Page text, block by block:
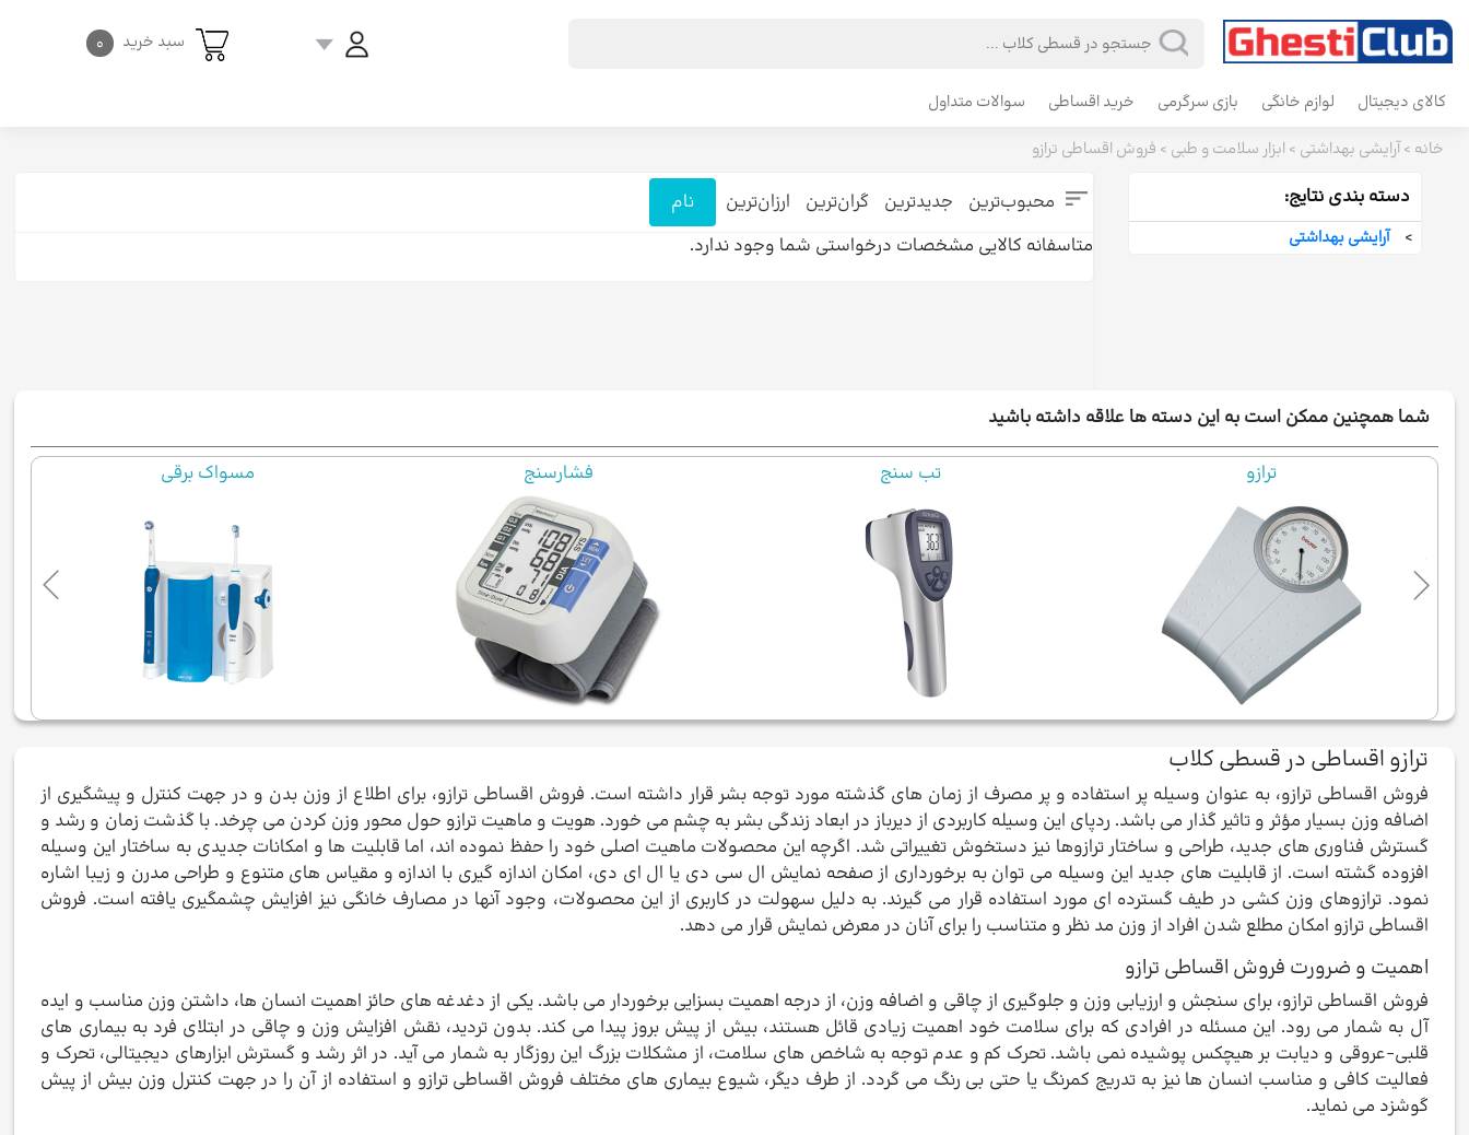
سبد خرید ۰
کالای دیجیتال لوازم خانگی بازی سرگرمی خرید اقساطی سوالات متداول
خانه >آرایشی بهداشتی > ابزار سلامت و طبی > فروش اقساطی ترازو
محبوب‌ترین جدیدترین گران‌ترین ارزان‌ترین
نام
متاسفانه کالایی مشخصات درخواستی شما وجود ندارد.
دسته بندی نتایج:
>
آرایشی بهداشتی
شما همچنین ممکن است به این دسته ها علاقه داشته باشید
ترازو تب سنج فشارسنج مسواک برقی
ترازو اقساطی در قسطی کلاب
فروش اقساطی ترازو، به عنوان وسیله پر استفاده و پر مصرف از زمان های گذشته مورد توجه بشر قرار داشته است. فروش اقساطی ترازو، برای اطلاع از وزن بدن و در جهت کنترل و پیشگیری از
اضافه وزن بسیار مؤثر و تاثیر گذار می باشد. ردپای این وسیله کاربردی از دیرباز در ابعاد زندگی بشر به چشم می خورد. هویت و ماهیت ترازو حول محور وزن کردن می چرخد. با گذشت زمان و رشد و
گسترش فناوری های جدید، طراحی و ساختار ترازوها نیز دستخوش تغییراتی شد. اگرچه این محصولات ماهیت اصلی خود را حفظ نموده اند، اما قابلیت ها و امکانات جدیدی به ساختار این وسیله
افزوده گشته است. از قابلیت های جدید این وسیله می توان به برخورداری از صفحه نمایش ال سی دی یا ال ای دی، امکان اندازه گیری با اندازه و مقیاس های متنوع و طراحی مدرن و زیبا اشاره
نمود. ترازوهای وزن کشی در طیف گسترده ای مورد استفاده قرار می گیرند. به دلیل سهولت در کاربری از این محصولات، وجود آنها در مصارف خانگی نیز افزایش چشمگیری یافته است. فروش
اقساطی ترازو امکان مطلع شدن افراد از وزن مد نظر و متناسب را برای آنان در معرض نمایش قرار می دهد.
اهمیت و ضرورت فروش اقساطی ترازو
فروش اقساطی ترازو، برای سنجش و ارزیابی وزن و جلوگیری از چاقی و اضافه وزن، از درجه اهمیت بسزایی برخوردار می باشد. یکی از دغدغه های حائز اهمیت انسان ها، داشتن وزن مناسب و ایده
آل به شمار می رود. این مسئله در افرادی که برای سلامت خود اهمیت زیادی قائل هستند، بیش از پیش بروز پیدا می کند. بدون تردید، نقش افزایش وزن و چاقی در ابتلای فرد به بیماری های
قلبی-عروقی و دیابت بر هیچکس پوشیده نمی باشد. تحرک کم و عدم توجه به شاخص های سلامت، از مشکلات بزرگ این روزگار به شمار می آید. در اثر رشد و گسترش ابزارهای دیجیتالی، تحرک و
فعالیت کافی و مناسب انسان ها نیز به تدریج کمرنگ یا حتی بی رنگ می گردد. از طرف دیگر، شیوع بیماری های مختلف فروش اقساطی ترازو و استفاده از آن را در جهت کنترل وزن بیش از پیش
گوشزد می نماید.